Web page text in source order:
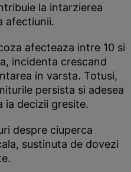
la intarzierea
afectiunii.
afecteaza intre 10 si
incidenta crescand
in varsta. Totusi,
persista si adesea
ia decizii gresite.
despre ciuperca
sustinuta de dovezi